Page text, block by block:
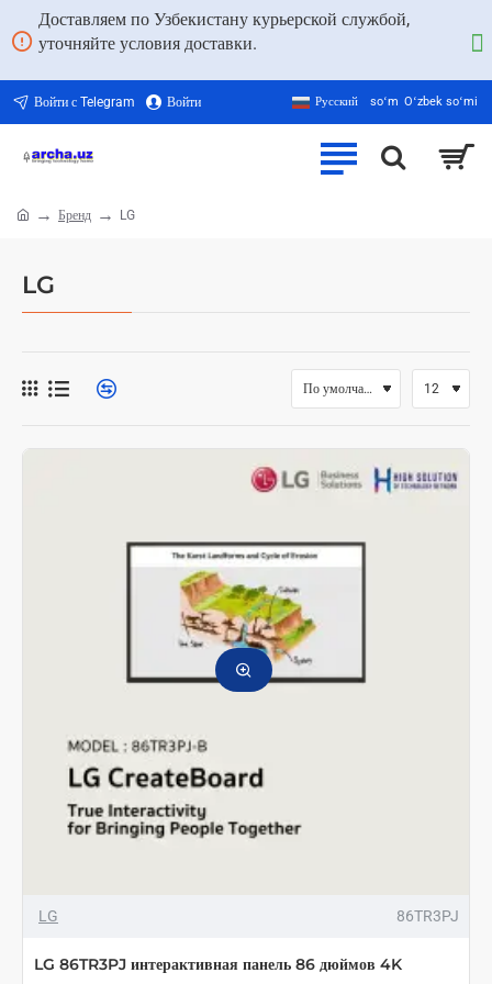
Доставляем по Узбекистану курьерской службой,
уточняйте условия доставки.
Войти с Telegram Войти Русский soʻm Oʻzbek soʻmi
LG
Бренд LG
LG 86TR3PJ
LG 86TR3PJ интерактивная панель 86 дюймов 4K